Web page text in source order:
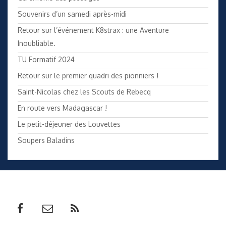
Souvenirs d’un samedi après-midi
Retour sur l’événement K8strax : une Aventure
Inoubliable.
TU Formatif 2024
Retour sur le premier quadri des pionniers !
Saint-Nicolas chez les Scouts de Rebecq
En route vers Madagascar !
Le petit-déjeuner des Louvettes
Soupers Baladins